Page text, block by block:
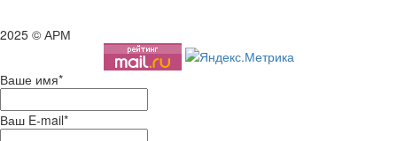
2025 © АРМ
Ваше имя*
Ваш E-mail*